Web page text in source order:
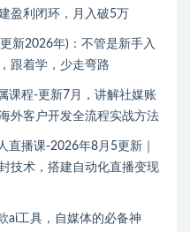
盈利闭环，月入破5万
新2026年)：不管是新手入
跟着学，少走弯路
课程-更新7月，讲解社媒账
外客户开发全流程实战方法
直播课-2026年8月5更新｜
技术，搭建自动化直播变现
ai工具，自媒体的必备神